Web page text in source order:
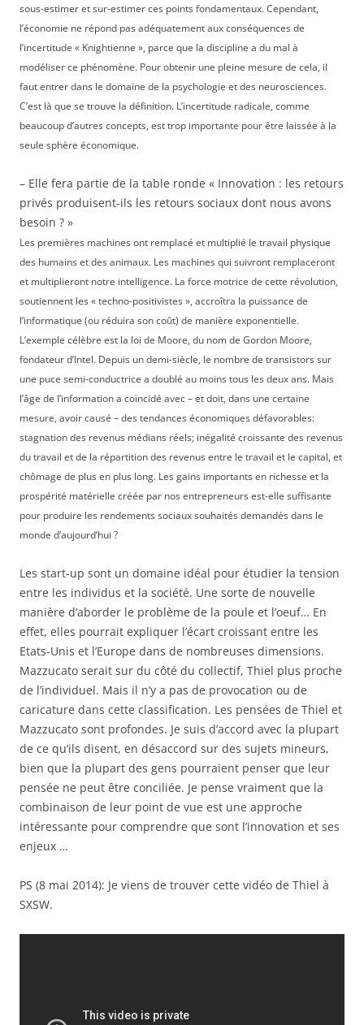
sous-estimer et sur-estimer ces points fondamentaux. Cependant,
l’économie ne répond pas adéquatement aux conséquences de
l’incertitude « Knightienne », parce que la discipline a du mal à
modéliser ce phénomène. Pour obtenir une pleine mesure de cela, il
faut entrer dans le domaine de la psychologie et des neurosciences.
C’est là que se trouve la définition. L’incertitude radicale, comme
beaucoup d’autres concepts, est trop importante pour être laissée à la
seule sphère économique.
– Elle fera partie de la table ronde « Innovation : les retours
privés produisent-ils les retours sociaux dont nous avons
besoin ? »
Les premières machines ont remplacé et multiplié le travail physique
des humains et des animaux. Les machines qui suivront remplaceront
et multiplieront notre intelligence. La force motrice de cette révolution,
soutiennent les « techno-positivistes », accroîtra la puissance de
l’informatique (ou réduira son coût) de manière exponentielle.
L’exemple célèbre est la loi de Moore, du nom de Gordon Moore,
fondateur d’Intel. Depuis un demi-siècle, le nombre de transistors sur
une puce semi-conductrice a doublé au moins tous les deux ans. Mais
l’âge de l’information a coïncidé avec – et doit, dans une certaine
mesure, avoir causé – des tendances économiques défavorables:
stagnation des revenus médians réels; inégalité croissante des revenus
du travail et de la répartition des revenus entre le travail et le capital, et
chômage de plus en plus long. Les gains importants en richesse et la
prospérité matérielle créée par nos entrepreneurs est-elle suffisante
pour produire les rendements sociaux souhaités demandés dans le
monde d’aujourd’hui ?
Les start-up sont un domaine idéal pour étudier la tension
entre les individus et la société. Une sorte de nouvelle
manière d’aborder le problème de la poule et l’oeuf… En
effet, elles pourrait expliquer l’écart croissant entre les
Etats-Unis et l’Europe dans de nombreuses dimensions.
Mazzucato serait sur ​​du côté du collectif, Thiel plus proche
de l’individuel. Mais il n’y a pas de provocation ou de
caricature dans cette classification. Les pensées de Thiel et
Mazzucato sont profondes. Je suis d’accord avec la plupart
de ce qu’ils disent, en désaccord sur des sujets mineurs,
bien que la plupart des gens pourraient penser que leur
pensée ne peut être conciliée. Je pense vraiment que la
combinaison de leur point de vue est une approche
intéressante pour comprendre que sont l’innovation et ses
enjeux …
PS (8 mai 2014): Je viens de trouver cette vidéo de Thiel à
SXSW.